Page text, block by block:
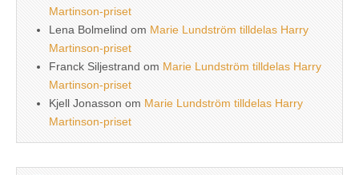
Martinson-priset
Lena Bolmelind om Marie Lundström tilldelas Harry
Martinson-priset
Franck Siljestrand om Marie Lundström tilldelas Harry
Martinson-priset
Kjell Jonasson om Marie Lundström tilldelas Harry
Martinson-priset